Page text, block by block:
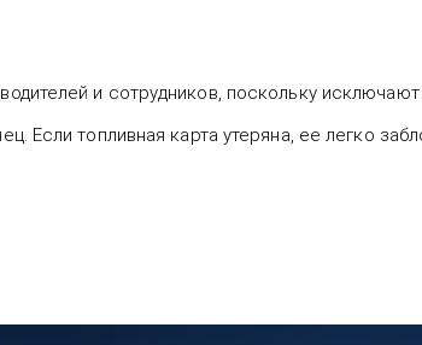
и сотрудников, поскольку
Если топливная карта утеряна, ее легко